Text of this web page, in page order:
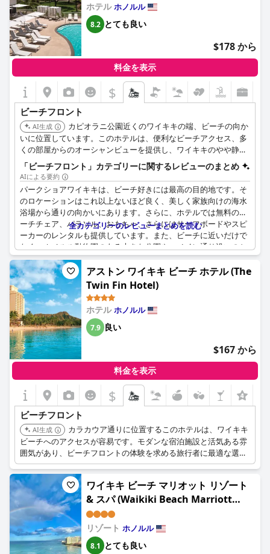
ホテルホノルル
8.2 とても良い
$178 から
料金を表示
$
ビーチフロント
AI生成
カピオラニ公園近くのワイキキの端、ビーチの向か
いに位置しています。このホテルは、便利なビーチアクセス、多
くの部屋からのオーシャンビューを提供し、ワイキキのやや静か
なエリアにあります。
「ビーチフロント」カテゴリーに関するレビューのまとめ
AIによる要約
パークショアワイキキは、ビーチ好きには最高の目的地です。そ
のロケーションはこれ以上ないほど良く、美しく家族向けの海水
浴場から通りの向かいにあります。さらに、ホテルでは無料のビ
ーチチェア、パラソル、おもちゃ、さらにはサーフボードやスピ
ーカーのレンタルも提供しています。また、ビーチに近いだけで
なく、ホノルル動物園のある大きな公園や、メイン通り沿いのシ
ョップやレストランにも近い場所にあります。ホテルでは、近く
のショップで毎日3つのビーチアイテムを無料で利用できるバウ
チャーを提供しており、一部のバルコニーからはダイヤモンドヘ
ッドとビーチの素晴らしい景色を眺めることができます。全体と
して、このホテルのビーチへの近さは、ワイキキを訪れる際に非
常に便利で望ましい滞在場所となっています。
全カテゴリーのレビューまとめを読む
アストン ワイキキ ビーチ ホテル (The
Twin Fin Hotel)
ホテルホノルル
7.9 良い
$167 から
料金を表示
$
ビーチフロント
AI生成
カラカウア通りに位置するこのホテルは、ワイキキ
ビーチへのアクセスが容易です。モダンな宿泊施設と活気ある雰
囲気があり、ビーチフロントの体験を求める旅行者に最適な選択
肢です。
ワイキキ ビーチ マリオット リゾート
& スパ (Waikiki Beach Marriott
Resort & Spa)
リゾート ホノルル
8.1 とても良い